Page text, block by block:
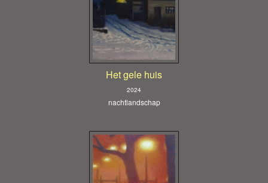
Het gele huis
2024
nachtlandschap